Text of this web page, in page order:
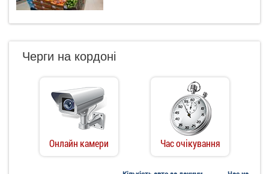
Черги на кордоні
Онлайн камери Час очікування